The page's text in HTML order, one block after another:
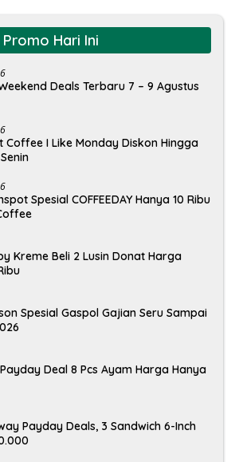
Hari Ini
Deals Terbaru 7 – 9 Agustus
Coffee I Like Monday Diskon Hingga
Spesial COFFEEDAY Hanya 10 Ribu
Kreme Beli 2 Lusin Donat Harga
Spesial Gaspol Gajian Seru Sampai
Deal 8 Pcs Ayam Harga Hanya
Payday Deals, 3 Sandwich 6-Inch